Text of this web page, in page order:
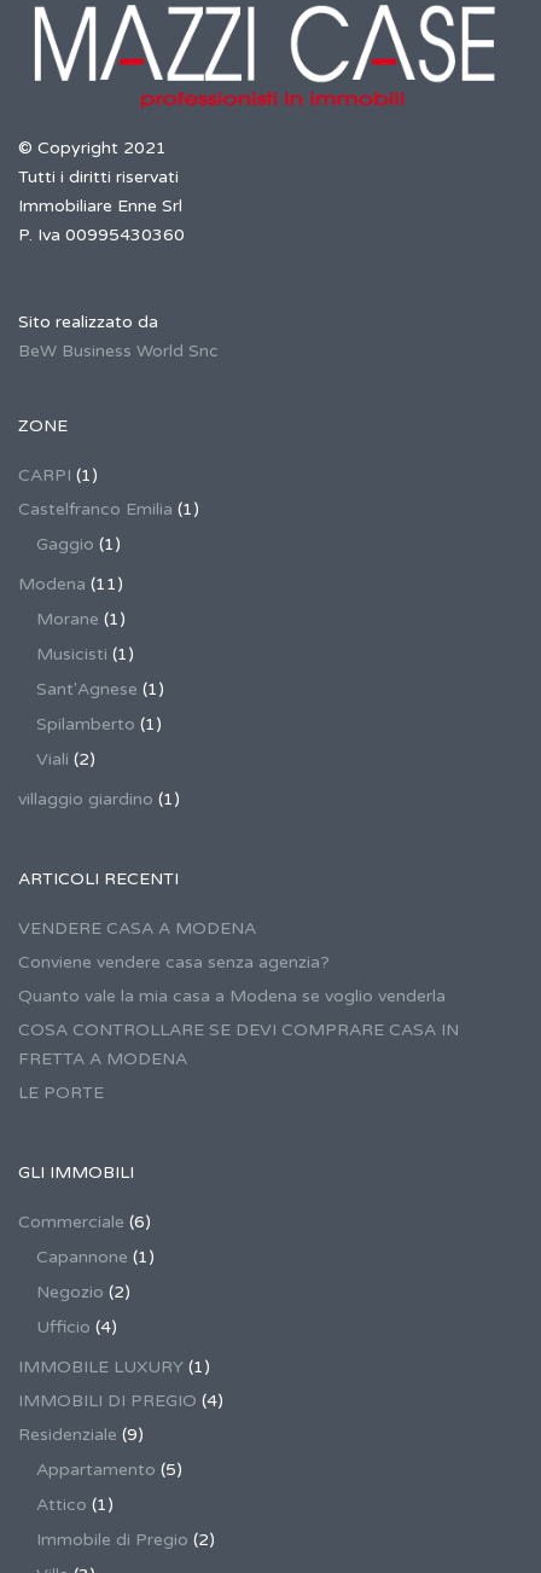
© Copyright 2021
Tutti i diritti riservati
Immobiliare Enne Srl
P. Iva 00995430360
Sito realizzato da
BeW Business World Snc
ZONE
CARPI (1)
Castelfranco Emilia (1)
Gaggio (1)
Modena (11)
Morane (1)
Musicisti (1)
Sant'Agnese (1)
Spilamberto (1)
Viali (2)
villaggio giardino (1)
ARTICOLI RECENTI
VENDERE CASA A MODENA
Conviene vendere casa senza agenzia?
Quanto vale la mia casa a Modena se voglio venderla
COSA CONTROLLARE SE DEVI COMPRARE CASA IN
FRETTA A MODENA
LE PORTE
GLI IMMOBILI
Commerciale (6)
Capannone (1)
Negozio (2)
Ufficio (4)
IMMOBILE LUXURY (1)
IMMOBILI DI PREGIO (4)
Residenziale (9)
Appartamento (5)
Attico (1)
Immobile di Pregio (2)